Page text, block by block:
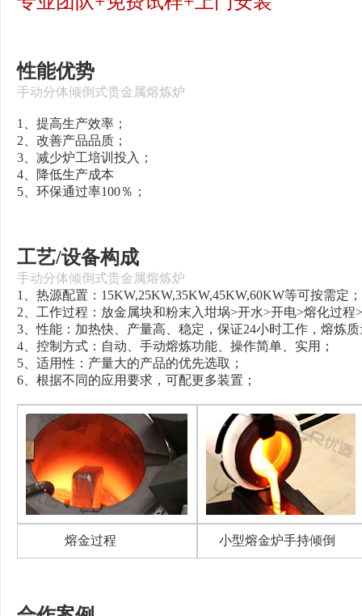
性能优势
手动分体倾倒式贵金属熔炼炉
1、提高生产效率；
2、改善产品品质；
3、减少炉工培训投入；
4、降低生产成本
5、环保通过率100％；
工艺/设备构成
手动分体倾倒式贵金属熔炼炉
1、热源配置：15KW,25KW,35KW,45KW,60KW等可按需定；
2、工作过程：放金属块和粉末入坩埚>开水>开电>熔化过
3、性能：加热快、产量高、稳定，保证24小时工作，熔炼
4、控制方式：自动、手动熔炼功能、操作简单、实用；
5、适用性：产量大的产品的优先选取；
6、根据不同的应用要求，可配更多装置；
熔金过程 小型熔金炉手持倾倒